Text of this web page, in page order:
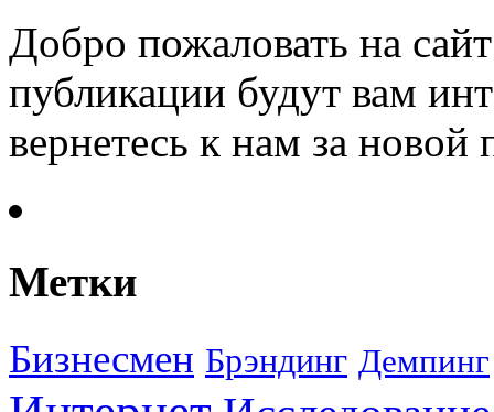
Добро пожаловать на
публикации будут вам
вернетесь к нам за
Метки
Бизнесмен Брэндинг Демпинг